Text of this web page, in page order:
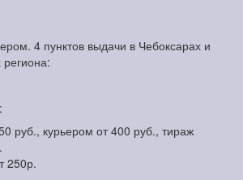
4 пунктов выдачи в Чебоксарах и
руб., курьером от 400 руб., тираж
250р.